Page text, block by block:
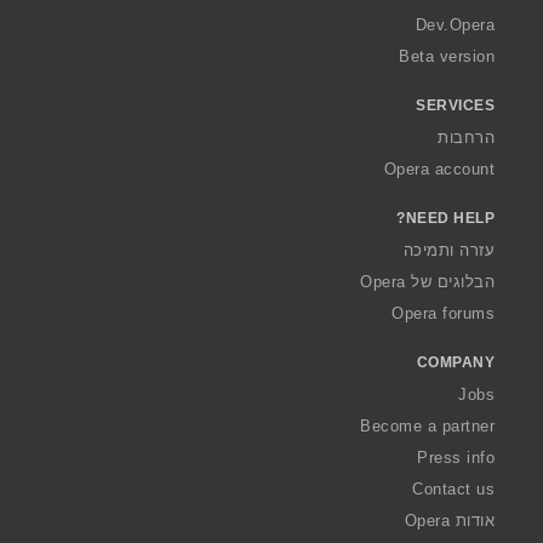
a
Dev.Opera
Beta version
SERVICES
הרחבות
Opera account
NEED HELP?
עזרה ותמיכה
הבלוגים של Opera
Opera forums
COMPANY
Jobs
Become a partner
Press info
Contact us
אודות Opera